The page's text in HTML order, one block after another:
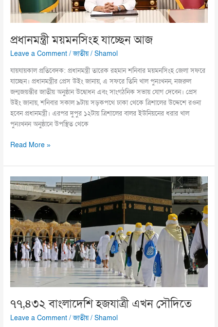
প্রধানমন্ত্রী ময়মনসিংহ যাচ্ছেন আজ
Leave a Comment /জাতীয়/Shamol
যায়যায়কাল প্রতিবেদক: প্রধানমন্ত্রী তারেক রহমান শনিবার ময়মনসিংহ জেলা সফরে
যাচ্ছেন। প্রধানমন্ত্রীর প্রেস উইং জানায়, এ সফরে তিনি খাল পুনঃখনন, নজরুল
জন্মজয়ন্তীর জাতীয় অনুষ্ঠান উদ্বোধন এবং সাংগঠনিক সভায় যোগ দেবেন। প্রেস
উইং জানায়, শনিবার সকাল ৯টায় সড়কপথে ঢাকা থেকে ত্রিশালের উদ্দেশে রওনা
হবেন প্রধানমন্ত্রী। এরপর দুপুর ১২টায় ত্রিশালের বালর ইউনিয়নের ধরার খাল
পুনঃখনন অনুষ্ঠানে উপস্থিত থেকে
Read More »
৭৭,৪৩২ বাংলাদেশি হজযাত্রী এখন সৌদিতে
Leave a Comment /জাতীয়/Shamol
৭৭,৪৩২
বাংলাদেশি
হজযাত্রী
এখন
সৌদিতে